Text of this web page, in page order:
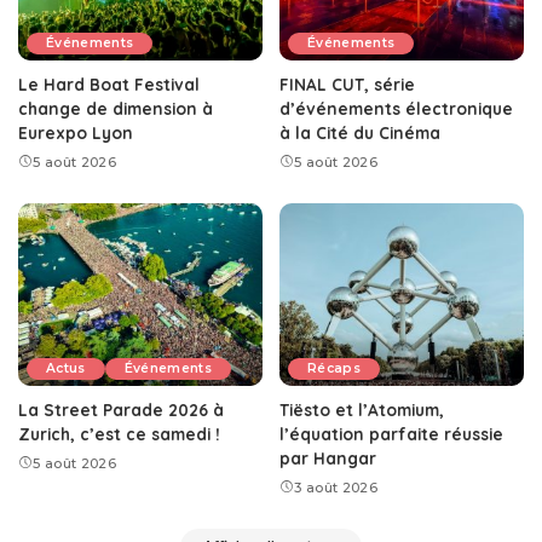
Événements
Le Hard Boat Festival
change de dimension à
Eurexpo Lyon
5 août 2026
Événements
FINAL CUT, série
d’événements électronique
à la Cité du Cinéma
5 août 2026
Actus Événements
La Street Parade 2026 à
Zurich, c’est ce samedi !
5 août 2026
Récaps
Tiësto et l’Atomium,
l’équation parfaite réussie
par Hangar
3 août 2026